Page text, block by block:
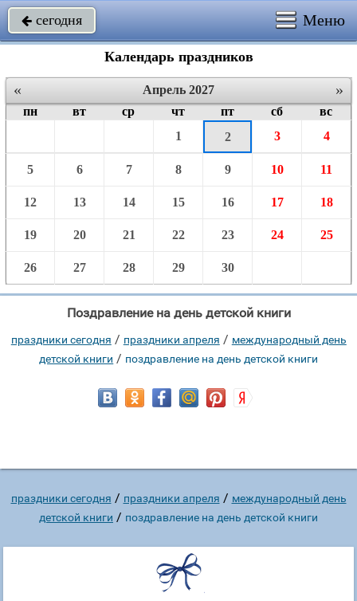
 сегодня Меню
Календарь праздников
« »
Апрель 2027
пн
вт ср чт пт сб
вс
1
2 3 4
5 6 7 8 9 10 11
12 13 14 15 16 17 18
19 20 21 22 23 24 25
26 27 28 29 30
Поздравление на день детской книги
праздники сегодня / праздники апреля / международный день
детской книги / поздравление на день детской книги
праздники сегодня / праздники апреля / международный день
детской книги / поздравление на день детской книги